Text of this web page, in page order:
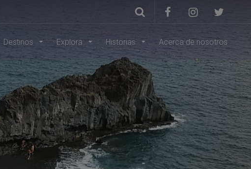
Destinos Explora Historias Acerca de nosotros